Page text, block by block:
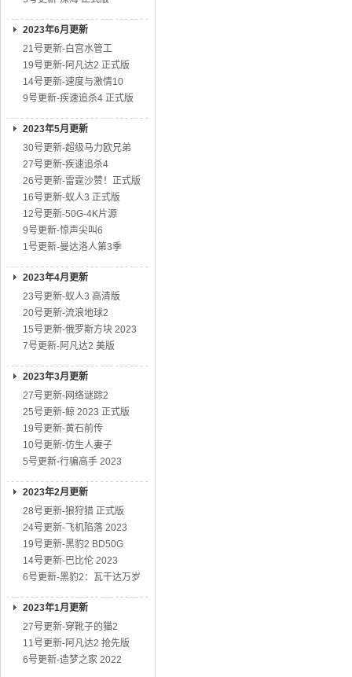
2023年6月更新
21号更新-白宫水管工
19号更新-阿凡达2 正式版
14号更新-速度与激情10
9号更新-疾速追杀4 正式版
2023年5月更新
30号更新-超级马力欧兄弟
27号更新-疾速追杀4
26号更新-雷霆沙赞！正式版
16号更新-蚁人3 正式版
12号更新-50G-4K片源
9号更新-惊声尖叫6
1号更新-曼达洛人第3季
2023年4月更新
23号更新-蚁人3 高清版
20号更新-流浪地球2
15号更新-俄罗斯方块 2023
7号更新-阿凡达2 美版
2023年3月更新
27号更新-网络谜踪2
25号更新-鲸 2023 正式版
19号更新-黄石前传
10号更新-仿生人妻子
5号更新-行骗高手 2023
2023年2月更新
28号更新-狼狩猎 正式版
24号更新-飞机陷落 2023
19号更新-黑豹2 BD50G
14号更新-巴比伦 2023
6号更新-黑豹2：瓦干达万岁
2023年1月更新
27号更新-穿靴子的猫2
11号更新-阿凡达2 抢先版
6号更新-造梦之家 2022